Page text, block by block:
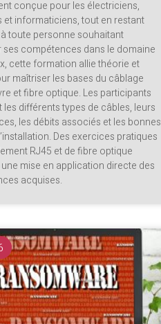
conçue pour les électriciens,
et informaticiens, tout en restant
toute personne souhaitant
ses compétences dans le domaine
cette formation allie théorie et
maîtriser les bases du câblage
et fibre optique. Les participants
différents types de câbles, leurs
les débits associés et les bonnes
Des exercices pratiques
RJ45 et de fibre optique
mise en application directe des
acquises.